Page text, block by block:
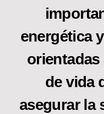
energética
orientadas
de vida
asegurar la